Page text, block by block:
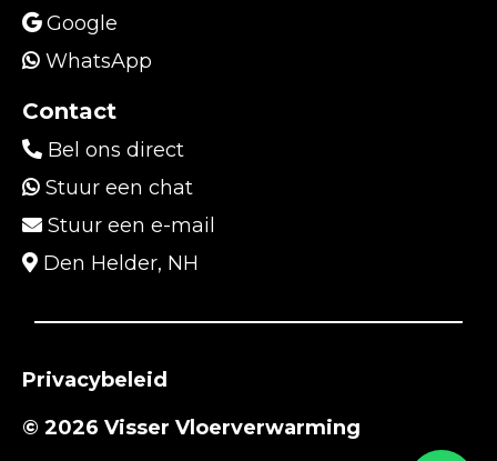
Google
WhatsApp
Contact
Bel ons direct
Stuur een chat
Stuur een e-mail
Den Helder, NH
Privacybeleid
© 2026 Visser Vloerverwarming